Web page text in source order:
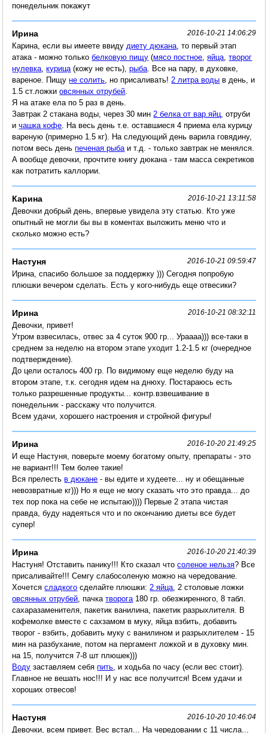
понедельник покажут
Ирина 2016-10-21 14:06:29
Карина, если вы имеете ввиду диету дюкана , то первый этап
атака - можно толькобелковую пищу (мясо постное ,яйца ,творог
нулевка ,курица (кожу не есть),рыба . Все на пару, в духовке,
вареное. Пищуне солить , но присаливать! 2 литра воды в день, и
1.5 ст.ложкиовсянных отрубей
Я на атаке ела по 5 раз в день.
Завтрак 2 стакана воды, через 30 мин 2 белка от вар.яйц , отруби
ичашка кофе . На весь день т.е. оставшиеся 4 приема ела курицу
вареную (примерно 1.5 кг). На следующий день варила говядину,
потом весь деньпеченая рыба и т.д. - только завтрак не менялся.
А вообще девочки, прочтите книгу дюкана - там масса секретиков
как потратить каллории.
Карина 2016-10-21 13:11:58
Девочки добрый день, впервые увидела эту статью. Кто уже
опытный не могли бы вы в коментах выложить меню что и
сколько можно есть?
Настуня 2016-10-21 09:59:47
Ирина, спасибо большое за поддержку ))) Сегодня попробую
плюшки вечером сделать. Есть у кого-нибудь еще отвесики?
Ирина 2016-10-21 08:32:11
Девочки, привет!
Утром взвесилась, отвес за 4 суток 900 гр... Ураааа))) все-таки в
среднем за неделю на втором этапе уходит 1.2-1.5 кг (очередное
подтверждение).
До цели осталось 400 гр. По видимому еще неделю буду на
втором этапе, т.к. сегодня идем на днюху. Постараюсь есть
только разрешенные продукты... контр.взвешивание в
понедельник - расскажу что получится.
Всем удачи, хорошего настроения и стройной фигуры!
Ирина 2016-10-20 21:49:25
И еще Настуня, поверьте моему богатому опыту, препараты - это
не вариант!!! Тем более такие!
Вся прелестьв дюкане - вы едите и худеете... ну и обещанные
невозвратные кг))) Но я еще не могу сказать что это правда... до
тех пор пока на себе не испытаю)))) Первые 2 этапа чистая
правда, буду надеяться что и по окончанию диеты все будет
супер!
Ирина 2016-10-20 21:40:39
Настуня! Отставить панику!!! Кто сказал чтосоленое нельзя? Все
присаливайте!!! Семгу слабосоленую можно на чередование.
Хочетсясладкого сделайте плюшки: 2 яйца , 2 столовые ложки
овсянных отрубей , пачкатворога 180 гр. обезжиренного, 8 табл.
сахаразаменителя, пакетик ванилина, пакетик разрыхлителя. В
кофемолке вместе с сахзамом в муку, яйца взбить, добавить
творог - взбить, добавить муку с ванилином и разрыхлителем - 15
мин на разбухание, потом на пергамент ложкой и в духовку мин.
на 15, получится 7-8 шт плюшек)))
Воду заставляем себяпить , и ходьба по часу (если вес стоит).
Главное не вешать нос!!! И у нас все получится! Всем удачи и
хороших отвесов!
Настуня 2016-10-20 10:46:04
Девочки, всем привет. Вес встал... На чередовании с 11 числа...